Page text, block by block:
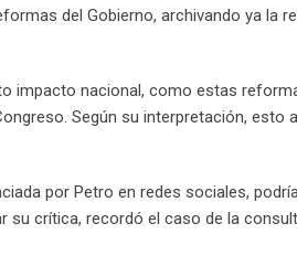
del Gobierno, archivando ya la
impacto nacional, como estas
Según su interpretación, esto
por Petro en redes sociales,
crítica, recordó el caso de la